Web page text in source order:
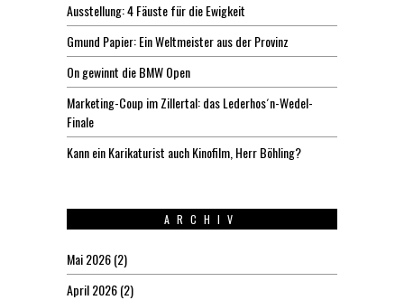
Ausstellung: 4 Fäuste für die Ewigkeit
Gmund Papier: Ein Weltmeister aus der Provinz
On gewinnt die BMW Open
Marketing-Coup im Zillertal: das Lederhos´n-Wedel-
Finale
Kann ein Karikaturist auch Kinofilm, Herr Böhling?
ARCHIV
Mai 2026(2)
April 2026(2)